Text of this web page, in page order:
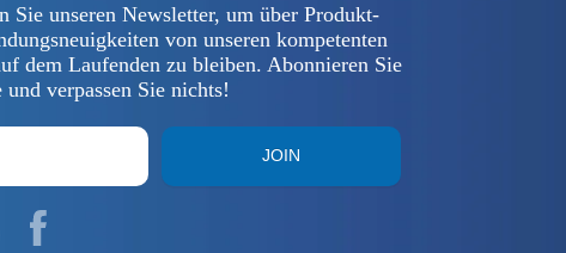
Sie unseren Newsletter, um über Produkt-
von unseren kompetenten
dem Laufenden zu bleiben. Abonnieren Sie
und verpassen Sie nichts!
JOIN